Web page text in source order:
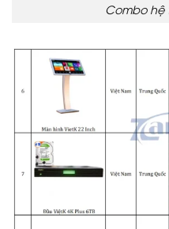
Combo hệ